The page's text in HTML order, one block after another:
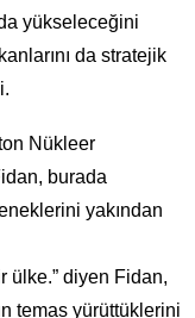
yükseleceğini
da stratejik
Nükleer
burada
yakından
ülke.” diyen Fidan,
temas yürüttüklerini